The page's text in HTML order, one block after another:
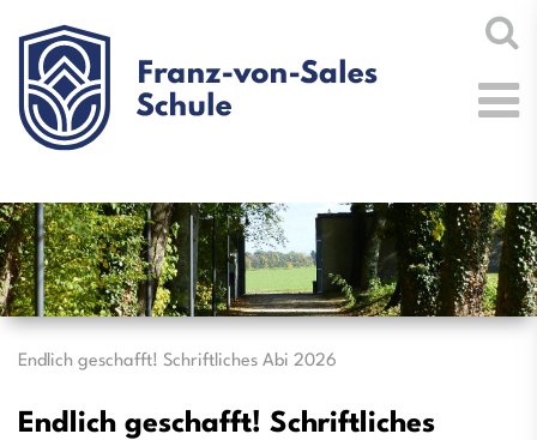
Endlich geschafft! Schriftliches Abi 2026
Endlich geschafft! Schriftliches